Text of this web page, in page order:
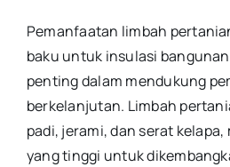
Pemanfaatan limbah
baku untuk insulasi
penting dalam mendukung
berkelanjutan. Limbah
padi, jerami, dan serat
yang tinggi untuk